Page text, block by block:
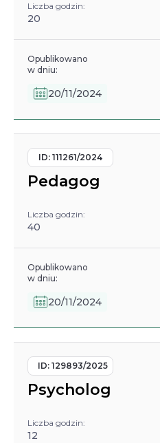
Liczba godzin:
20
Opublikowano
w dniu:
20/11/2024
ID: 111261/2024
Pedagog
Liczba godzin:
40
Opublikowano
w dniu:
20/11/2024
ID: 129893/2025
Psycholog
Liczba godzin:
12